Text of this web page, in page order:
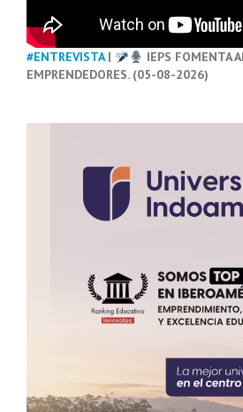
#ENTREVISTA|
IEPS FOMENTA
EMPRENDEDORES. (05-08-2026)